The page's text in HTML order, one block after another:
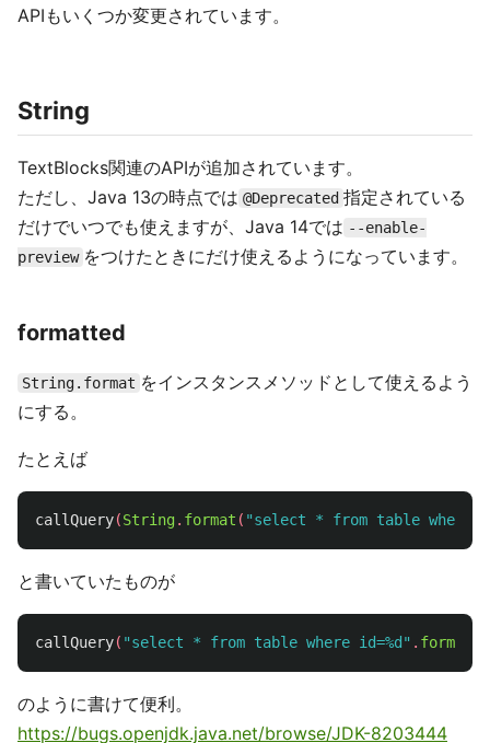
APIもいくつか変更されています。
String
TextBlocks関連のAPIが追加されています。
ただし、Java 13の時点では @Deprecated 指定されている
だけでいつでも使えますが、Java 14では --enable-
preview をつけたときにだけ使えるようになっています。
formatted
String.format をインスタンスメソッドとして使えるよう
にする。
たとえば
callQuery(String. format ( "select * from table where
と書いていたものが
callQuery( "select * from table where id=%d" .
のように書けて便利。
https://bugs.openjdk.java.net/browse/JDK-8203444